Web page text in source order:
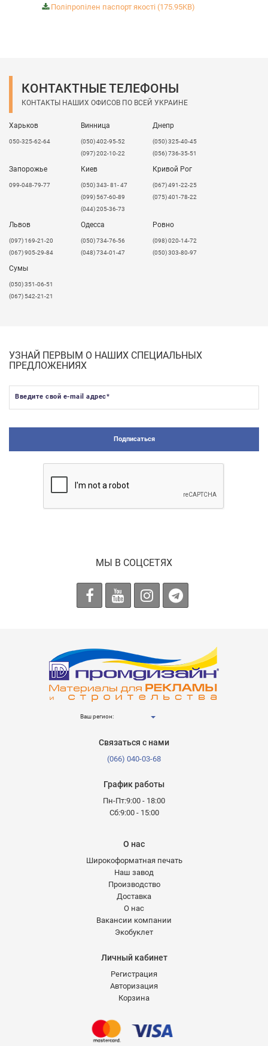
Поліпропілен паспорт якості (175.95KB)
КОНТАКТНЫЕ ТЕЛЕФОНЫ
КОНТАКТЫ НАШИХ ОФИСОВ ПО ВСЕЙ УКРАИНЕ
Харьков
050-325-62-64
Винница
(050) 402-95-52
(097) 202-10-22
Днепр
(050) 325-40-45
(056) 736-35-51
Запорожье
099-048-79-77
Киев
(050) 343- 81- 47
(099) 567-60-89
(044) 205-36-73
Кривой Рог
(067) 491-22-25
(075) 401-78-22
Львов
​(097) 169-21-20
(067) 905-29-84
Одесса
(050) 734-76-56
(048) 734-01-47
Ровно
(098) 020-14-72
(050) 303-80-97
Сумы
(050) 351-06-51
(067) 542-21-21
УЗНАЙ ПЕРВЫМ О НАШИХ СПЕЦИАЛЬНЫХ
ПРЕДЛОЖЕНИЯХ
Введите свой e-mail адрес*
Подписаться
МЫ В СОЦСЕТЯХ
Ваш регион:
Связаться с нами
(066) 040-03-68
График работы
Пн-Пт:9:00 - 18:00
Сб:9:00 - 15:00
О нас
Широкоформатная печать
Наш завод
Производство
Доставка
О нас
Вакансии компании
Экобуклет
Личный кабинет
Регистрация
Авторизация
Корзина